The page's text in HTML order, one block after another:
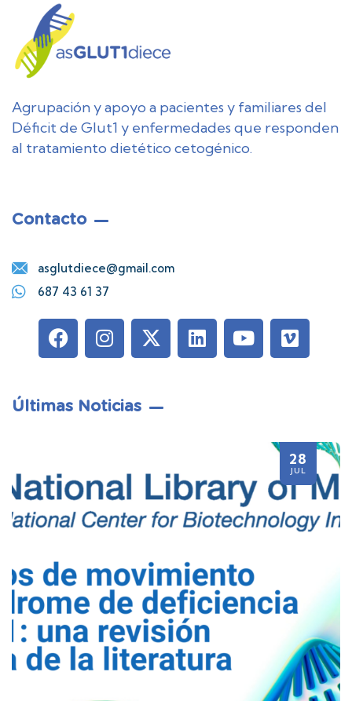
Agrupación y apoyo a pacientes y familiares del
Déficit de Glut1 y enfermedades que responden
al tratamiento dietético cetogénico.
Contacto
asglutdiece@gmail.com
687 43 61 37
Últimas Noticias
28
JUL